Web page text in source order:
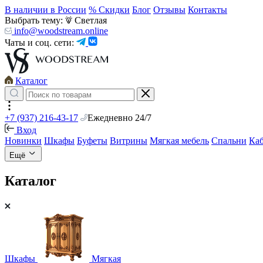
В наличии в России % Скидки Блог Отзывы Контакты
Выбрать тему:
Светлая
info@woodstream.online
Чаты и соц. сети:
Каталог
+7 (937) 216-43-17
Ежедневно 24/7
Вход
Новинки Шкафы Буфеты Витрины Мягкая мебель Спальни
Ещё
Каталог
Шкафы Мягкая